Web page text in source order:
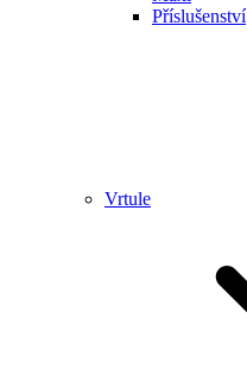
Příslušenství
Vrtule